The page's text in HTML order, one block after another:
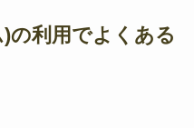
の利用でよくある